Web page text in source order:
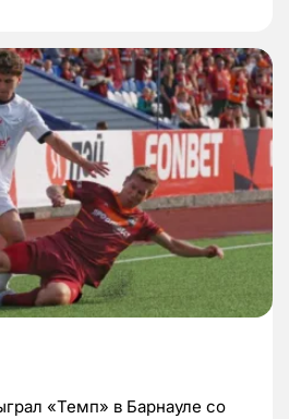
«Темп» в Барнауле со